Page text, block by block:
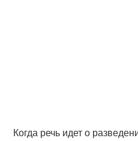
Когда речь идет о